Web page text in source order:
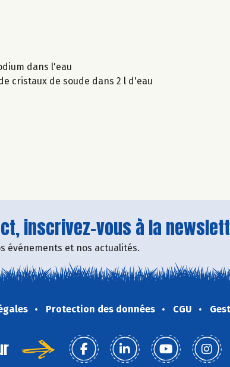
dans l'eau
cristaux de soude dans 2 l d'eau
inscrivez-vous à la
événements et nos actualités.
Protection des données CGU